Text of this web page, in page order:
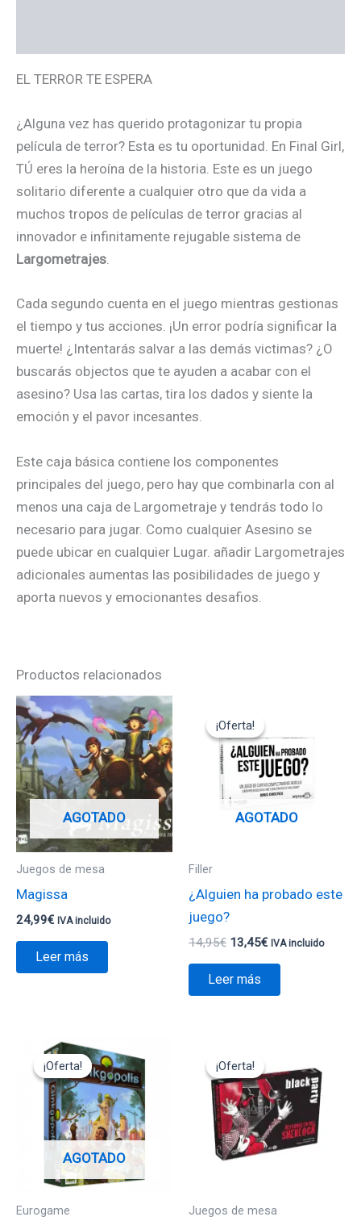
EL TERROR TE ESPERA
¿Alguna vez has querido protagonizar tu propia
película de terror? Esta es tu oportunidad. En Final Girl,
TÚ eres la heroína de la historia. Este es un juego
solitario diferente a cualquier otro que da vida a
muchos tropos de películas de terror gracias al
innovador e infinitamente rejugable sistema de
Largometrajes.
Cada segundo cuenta en el juego mientras gestionas
el tiempo y tus acciones. ¡Un error podría significar la
muerte! ¿Intentarás salvar a las demás victimas? ¿O
buscarás objectos que te ayuden a acabar con el
asesino? Usa las cartas, tira los dados y siente la
emoción y el pavor incesantes.
Este caja básica contiene los componentes
principales del juego, pero hay que combinarla con al
menos una caja de Largometraje y tendrás todo lo
necesario para jugar. Como cualquier Asesino se
puede ubicar en cualquier Lugar. añadir Largometrajes
adicionales aumentas las posibilidades de juego y
aporta nuevos y emocionantes desafios.
Productos relacionados
AGOTADO
Juegos de mesa
Magissa
24,99€ IVA incluido
Leer más
¡Oferta!
AGOTADO
¡Oferta!
Filler
¿Alguien ha probado este
juego?
14,95€
original
era:
14,95€.
13,45€
es:
13,45€.
IVA incluido
Leer más
¡Oferta!
AGOTADO
¡Oferta!
Eurogame
El
precio
original
era:
49,95€.
precio
actual
es:
34,95€.
¡Oferta!
¡Oferta!
Juegos de mesa
precio
original
era:
22,00€.
actual
es:
19,80€.